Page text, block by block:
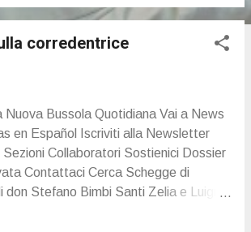
sostenute da diverse correnti
dei papi, da Leone XIII in poi, è
si chiama corredenzione. Il primo
il termine Corredentrice fu
del magistero ordinario reiterato.
Proseguiamo le nostre catec...
corredentrice
Nuova Bussola Quotidiana Vai a News
en Español Iscriviti alla Newsletter
Sezioni Collaboratori Sostienici Dossier
Contattaci Cerca Schegge di
don Stefano Bimbi Santi Zelia e Luigi